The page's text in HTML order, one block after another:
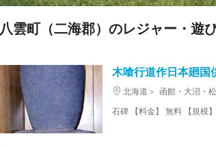
八雲町（二海郡）のレジャー・遊
木喰行道作日本廻国
北海道 函館・大沼・
石碑 【料金】 無料 【規模